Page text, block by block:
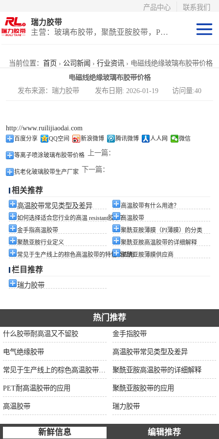
联系我们
产品中心
瑞力胶带
主营：玻璃布胶带，聚酰亚胺胶带，PET高温胶带，耐高温保护膜
当前位置： 首页 › 公司新闻 › 行业资讯 › 电磁线绝缘玻璃布胶带价格
电磁线绝缘玻璃布胶带价格
发布来源：瑞力胶带 发布日期: 2026-01-19 访问量:40
http://www.ruilijiaodai.com
百度分享 QQ空间 新浪微博 腾讯微博 人人网 微信
上一篇：
等离子喷涂玻璃布胶带价格
下一篇：
抗老化玻璃胶带生产厂家
相关推荐
高温胶带常见类型及差异
高温胶带有什么用途？
如何选择适合您行业的高温 resistant胶带？高温胶带
金手指高温胶带
聚酰亚胺薄膜（PI薄膜）的分类
聚酰亚胺行业定义
聚酰亚胺高温胶带的详细解释
常见于生产线上的棕色高温胶带的特性及应用聚酰亚胺薄膜供应商
栏目推荐
瑞力胶带
热门推荐
什么胶带耐高温又不留胶 金手指胶带
电气绝缘胶带 高温胶带常见类型及差异
聚酰亚胺高温胶带的详细解释
PET耐高温胶带的应用 聚酰亚胺胶带的应用
高温胶带 瑞力胶带
新鲜信息 编辑推荐
聚酰亚胺系列
玻璃布胶带（特
（保护膜）
等离子热喷涂胶
带
防火陶瓷化硅胶
带